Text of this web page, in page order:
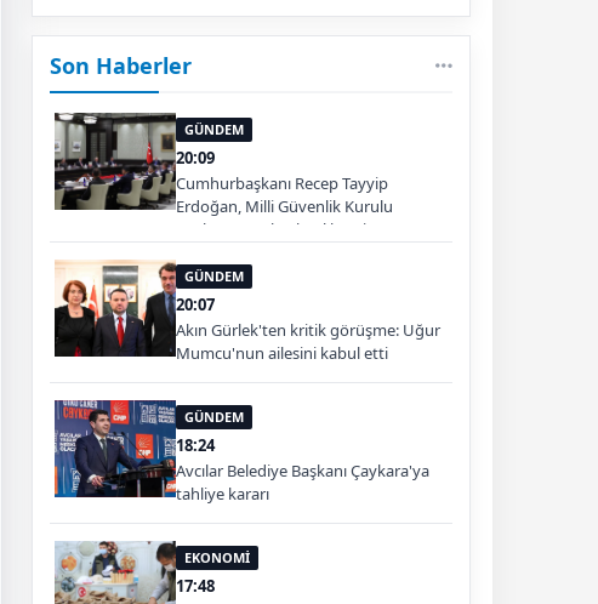
Son Haberler
GÜNDEM
20:09
Cumhurbaşkanı Recep Tayyip
Erdoğan, Milli Güvenlik Kurulu
Toplantısı'na başkanlık etti.
GÜNDEM
20:07
Akın Gürlek'ten kritik görüşme: Uğur
Mumcu'nun ailesini kabul etti
GÜNDEM
18:24
Avcılar Belediye Başkanı Çaykara'ya
tahliye kararı
EKONOMİ
17:48